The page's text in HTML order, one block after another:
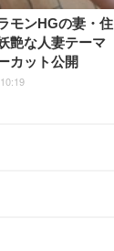
モンHGの妻・住
艶な人妻テーマ
カット公開